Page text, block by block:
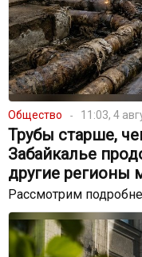
Общество 11:03, 4
Трубы старше,
Забайкалье
другие регионы
Рассмотрим